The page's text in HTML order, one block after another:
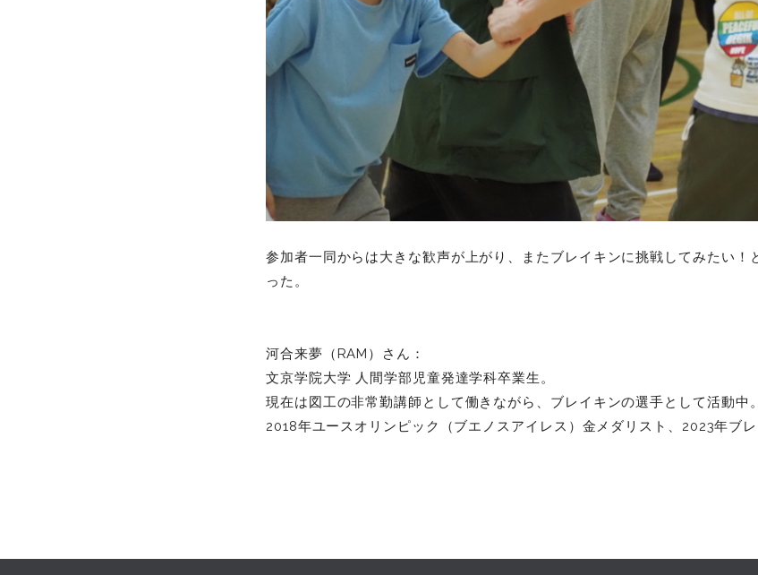
参加者一同からは大きな歓声が上がり、またブレイキンに挑戦してみたい！
った。
河合来夢（RAM）さん：
文京学院大学 人間学部児童発達学科卒業生。
現在は図工の非常勤講師として働きながら、ブレイキンの選手として活動中。
2018年ユースオリンピック（ブエノスアイレス）金メダリスト、2023年ブ